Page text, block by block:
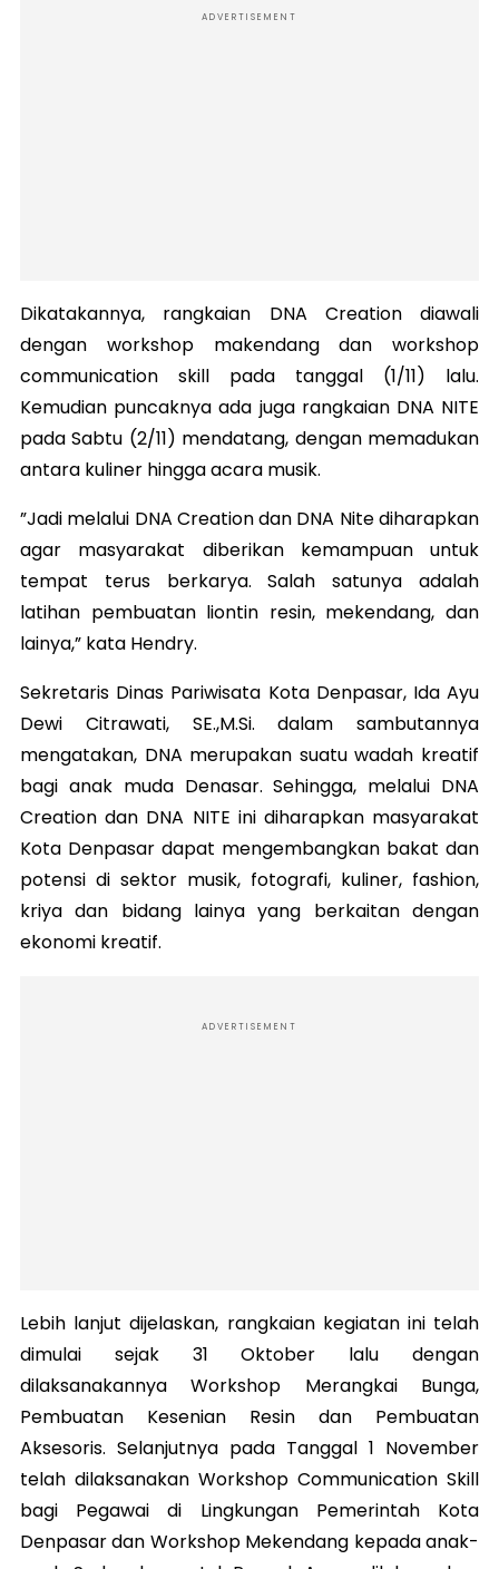
ADVERTISEMENT
Dikatakannya, rangkaian DNA Creation diawali
dengan workshop makendang dan workshop
communication skill pada tanggal (1/11) lalu.
Kemudian puncaknya ada juga rangkaian DNA NITE
pada Sabtu (2/11) mendatang, dengan memadukan
antara kuliner hingga acara musik.
”Jadi melalui DNA Creation dan DNA Nite diharapkan
agar masyarakat diberikan kemampuan untuk
tempat terus berkarya. Salah satunya adalah
latihan pembuatan liontin resin, mekendang, dan
lainya,” kata Hendry.
Sekretaris Dinas Pariwisata Kota Denpasar, Ida Ayu
Dewi Citrawati, SE.,M.Si. dalam sambutannya
mengatakan, DNA merupakan suatu wadah kreatif
bagi anak muda Denasar. Sehingga, melalui DNA
Creation dan DNA NITE ini diharapkan masyarakat
Kota Denpasar dapat mengembangkan bakat dan
potensi di sektor musik, fotografi, kuliner, fashion,
kriya dan bidang lainya yang berkaitan dengan
ekonomi kreatif.
ADVERTISEMENT
Lebih lanjut dijelaskan, rangkaian kegiatan ini telah
dimulai sejak 31 Oktober lalu dengan
dilaksanakannya Workshop Merangkai Bunga,
Pembuatan Kesenian Resin dan Pembuatan
Aksesoris. Selanjutnya pada Tanggal 1 November
telah dilaksanakan Workshop Communication Skill
bagi Pegawai di Lingkungan Pemerintah Kota
Denpasar dan Workshop Mekendang kepada anak-